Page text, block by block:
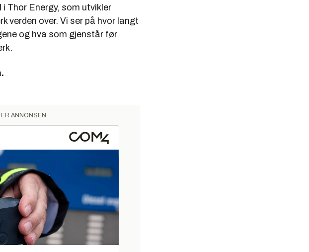
Thor Energy, som utvikler
verden over. Vi ser på hvor langt
og hva som gjenstår før
ANNONSEN